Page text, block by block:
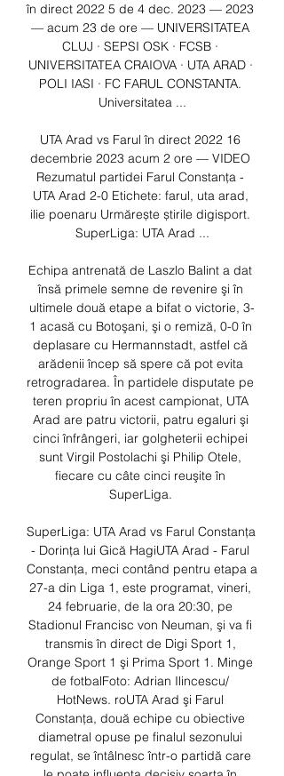
în direct 2022 5 de 4 dec. 2023 — 2023
— acum 23 de ore — UNIVERSITATEA
CLUJ · SEPSI OSK · FCSB ·
UNIVERSITATEA CRAIOVA · UTA ARAD ·
POLI IASI · FC FARUL CONSTANTA.
Universitatea ...
UTA Arad vs Farul în direct 2022 16
decembrie 2023 acum 2 ore — VIDEO
Rezumatul partidei Farul Constanța -
UTA Arad 2-0 Etichete: farul, uta arad,
ilie poenaru Urmărește știrile digisport.
SuperLiga: UTA Arad ...
Echipa antrenată de Laszlo Balint a dat
însă primele semne de revenire şi în
ultimele două etape a bifat o victorie, 3-
1 acasă cu Botoşani, şi o remiză, 0-0 în
deplasare cu Hermannstadt, astfel că
arădenii încep să spere că pot evita
retrogradarea. În partidele disputate pe
teren propriu în acest campionat, UTA
Arad are patru victorii, patru egaluri şi
cinci înfrângeri, iar golgheterii echipei
sunt Virgil Postolachi şi Philip Otele,
fiecare cu câte cinci reuşite în
SuperLiga.
SuperLiga: UTA Arad vs Farul Constanţa
- Dorinţa lui Gică Hagi​UTA Arad - Farul
Constanţa, meci contând pentru etapa a
27-a din Liga 1, este programat, vineri,
24 februarie, de la ora 20:30, pe
Stadionul Francisc von Neuman, şi va fi
transmis în direct de Digi Sport 1,
Orange Sport 1 şi Prima Sport 1. Minge
de fotbalFoto: Adrian Ilincescu/
HotNews. roUTA Arad şi Farul
Constanţa, două echipe cu obiective
diametral opuse pe finalul sezonului
regulat, se întâlnesc într-o partidă care